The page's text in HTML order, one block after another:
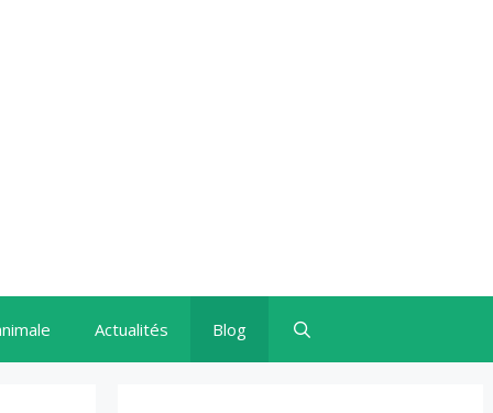
Actualités Blog